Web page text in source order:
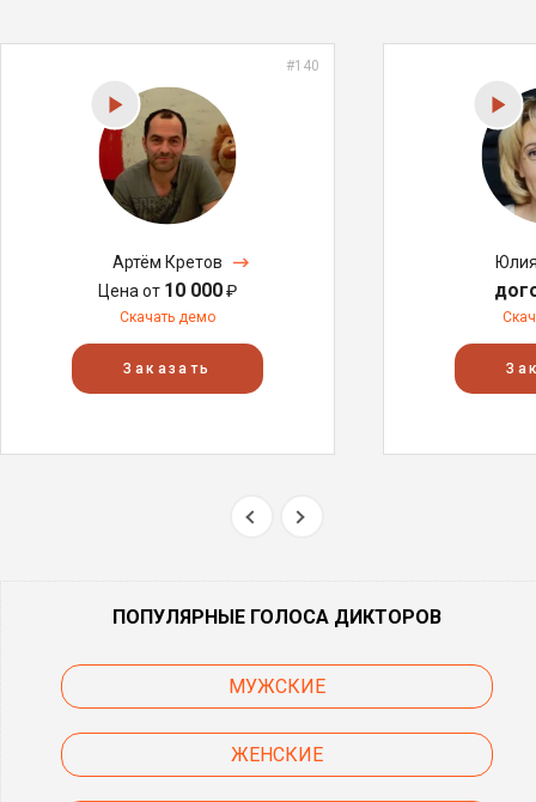
#140
Артём Кретов
Цена от 10 000₽
Скачать демо
Заказать
ПОПУЛЯРНЫЕ ГОЛОСА ДИКТОРОВ
МУЖСКИЕ
ЖЕНСКИЕ